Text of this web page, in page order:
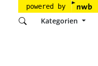
powered by
Kategorien